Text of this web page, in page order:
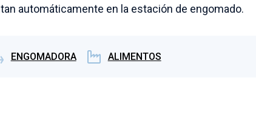
automáticamente en la estación de engomado.
ENGOMADORA ALIMENTOS